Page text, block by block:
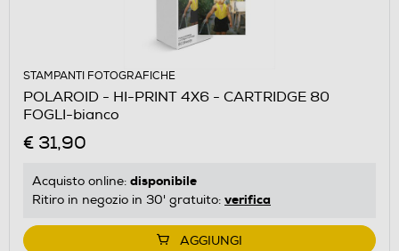
STAMPANTI FOTOGRAFICHE
POLAROID - HI-PRINT 4X6 - CARTRIDGE 80
FOGLI-bianco
€ 31,90
Acquisto online: disponibile
Ritiro in negozio in 30' gratuito: verifica
AGGIUNGI